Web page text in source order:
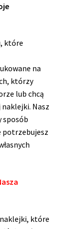
które
na
którzy
lub chcą
Nasz
sposób
potrzebujesz
które